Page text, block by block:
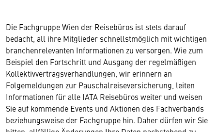
Die Fachgruppe Wien der Reisebüros ist stets darauf
bedacht, all ihre Mitglieder schnellstmöglich mit wichtigen
branchenrelevanten Informationen zu versorgen. Wie zum
Beispiel den Fortschritt und Ausgang der regelmäßigen
Kollektivvertragsverhandlungen, wir erinnern an
Folgemeldungen zur Pauschalreiseversicherung, leiten
Informationen für alle IATA Reisebüros weiter und weisen
Sie auf kommende Events und Aktionen des Fachverbands
beziehungsweise der Fachgruppe hin. Daher dürfen wir Sie